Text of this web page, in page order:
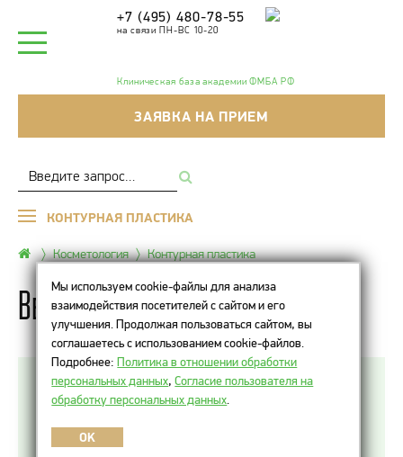
+7 (495) 480-78-55
на связи ПН-ВС 10-20
Клиническая база академии ФМБА РФ
ЗАЯВКА НА ПРИЕМ
КОНТУРНАЯ ПЛАСТИКА
Косметология Контурная пластика
Belotero Soft
Belotero Soft — дермальный наполнитель на
основе искусственно синтезированной
гиалуроновой кислоты для коррекции
поверхностных морщин на участках с тонкой
Мы используем cookie-файлы для анализа
взаимодействия посетителей с сайтом и его
улучшения. Продолжая пользоваться сайтом, вы
соглашаетесь с использованием cookie-файлов.
Подробнее:Политика в отношении обработки
персональных данных,Согласие пользователя на
обработку персональных данных
OK